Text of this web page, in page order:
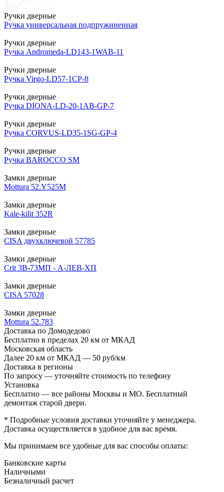
Ручки дверные
Ручка универсальная подпружиненная
Ручки дверные
Ручка Andromeda-LD143-1WAB-11
Ручки дверные
Ручка Virgo-LD57-1CP-8
Ручки дверные
Ручка DIONA-LD-20-1AB-GP-7
Ручки дверные
Ручка CORVUS-LD35-1SG-GP-4
Ручки дверные
Ручка BAROCCO SM
Замки дверные
Mottura 52.Y525М
Замки дверные
Kale-kilit 352R
Замки дверные
CISA двухключевой 57785
Замки дверные
Crit 3В-73МП - А-ЛЕВ-ХП
Замки дверные
CISA 57028
Замки дверные
Mottura 52.783
Доставка по Домодедово
Бесплатно в пределах 20 км от МКАД
Московская область
Далее 20 км от МКАД — 50 руб/км
Доставка в регионы
По запросу — уточняйте стоимость по телефону
Установка
Бесплатно — все районы Москвы и МО. Бесплатный
демонтаж старой двери.
* Подробные условия доставки уточняйте у менеджера.
Доставка осуществляется в удобное для вас время.
Мы принимаем все удобные для вас способы оплаты:
Банковские карты
Наличными
Безналичный расчет